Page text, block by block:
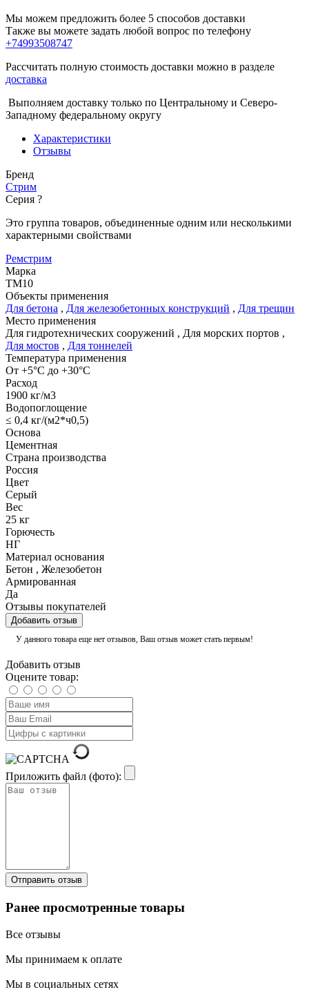
Мы можем предложить более 5 способов доставки
Также вы можете задать любой вопрос по телефону
+74993508747
Рассчитать полную стоимость доставки можно в разделе
доставка
Выполняем доставку только по Центральному и Северо-
Западному федеральному округу
Характеристики
Отзывы
Бренд
Стрим
Серия ?
Это группа товаров, объединенные одним или несколькими
характерными свойствами
Ремстрим
Марка
ТМ10
Объекты применения
Для бетона , Для железобетонных конструкций , Для трещин
Место применения
Для гидротехнических сооружений , Для морских портов ,
Для мостов , Для тоннелей
Температура применения
От +5°С до +30°С
Расход
1900 кг/м3
Водопоглощение
≤ 0,4 кг/(м2*ч0,5)
Основа
Цементная
Страна производства
Россия
Цвет
Серый
Вес
25 кг
Горючесть
НГ
Материал основания
Бетон , Железобетон
Армированная
Да
Отзывы покупателей
Добавить отзыв
У данного товара еще нет отзывов, Ваш отзыв может стать первым!
Добавить отзыв
Оцените товар:
Приложить файл (фото):
Ранее просмотренные товары
Все отзывы
Мы принимаем к оплате
Мы в социальных сетях